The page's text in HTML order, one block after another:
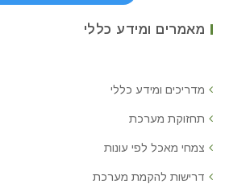
מאמרים ומידע כללי
מדריכים ומידע כללי
תחזוקת מערכת
צמחי מאכל לפי עונות
דרישות להקמת מערכת